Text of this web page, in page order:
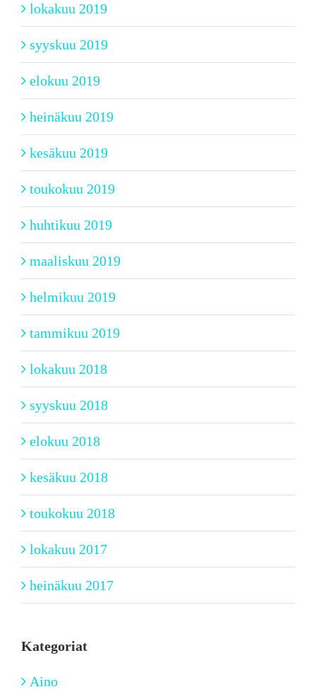
lokakuu 2019
syyskuu 2019
elokuu 2019
heinäkuu 2019
kesäkuu 2019
toukokuu 2019
huhtikuu 2019
maaliskuu 2019
helmikuu 2019
tammikuu 2019
lokakuu 2018
syyskuu 2018
elokuu 2018
kesäkuu 2018
toukokuu 2018
lokakuu 2017
heinäkuu 2017
Kategoriat
Aino